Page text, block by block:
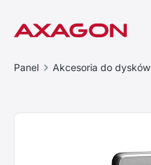
Panel Akcesoria do dysków